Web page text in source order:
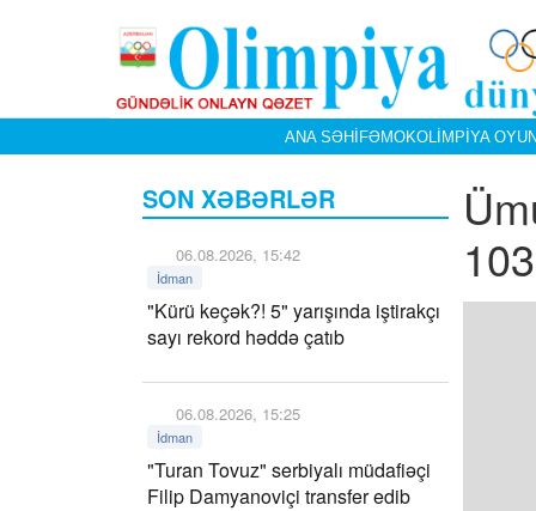
ANA SƏHIFƏMOKOLIMPIYA
SON XƏBƏRLƏR
06.08.2026, 15:42
İdman
"Kürü keçək?! 5" yarışında iştirakçı
sayı rekord həddə çatıb
06.08.2026, 15:25
İdman
"Turan Tovuz" serbiyalı müdafiəçi
Filip Damyanoviçi transfer edib